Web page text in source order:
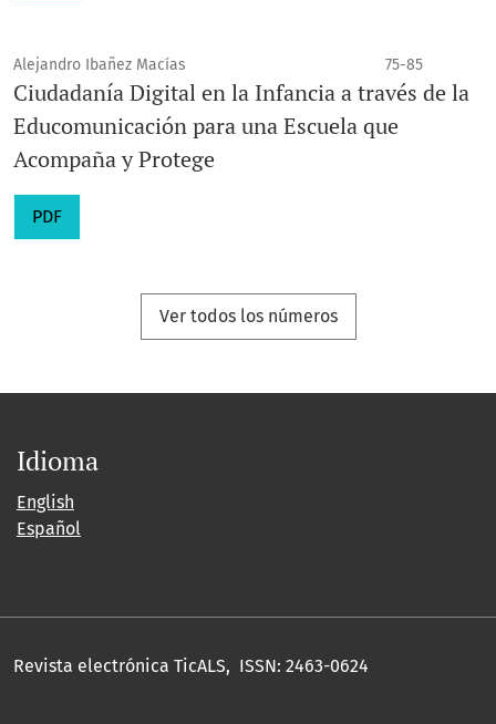
Alejandro Ibañez Macías 75-85
Ciudadanía Digital en la Infancia a través de la
Educomunicación para una Escuela que
Acompaña y Protege
PDF
Ver todos los números
Idioma
English
Español
Revista electrónica TicALS, ISSN: 2463-0624